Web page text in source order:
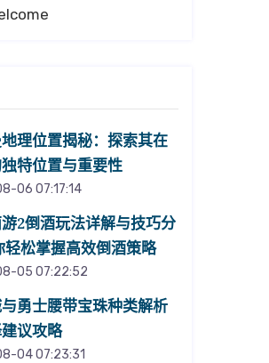
理位置揭秘：探索其在
特位置与重要性
06 07:17:14
2倒酒玩法详解与技巧分
轻松掌握高效倒酒策略
05 07:22:52
勇士腰带宝珠种类解析
议攻略
04 07:23:31